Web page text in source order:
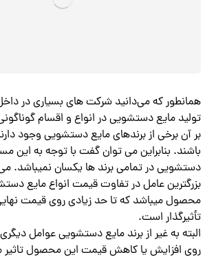
همانطور که می‌دانید شرکت های بسیاری در داخل
تولید مایع دستشویی در انواع و اقسام
بر آن برخی از برندهای مایع دستشویی وجود
باشند. بنابراین می توان گفت با توجه به این
دستشویی در تمامی برند ها یکسان نمیباشد.
بزرگترین عامل در تفاوت قیمت انواع مایع
محصول میباشد که تا حد زیادی روی قیمت
تأثیرگذار است.
البته به غیر از برند مایع دستشویی عوامل
روی افزایش یا کاهش قیمت این محصول تاثیر